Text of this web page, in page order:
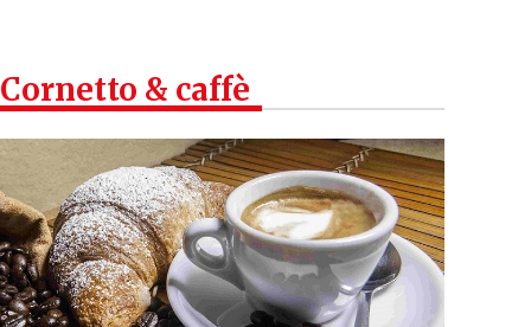
Cornetto & caffè